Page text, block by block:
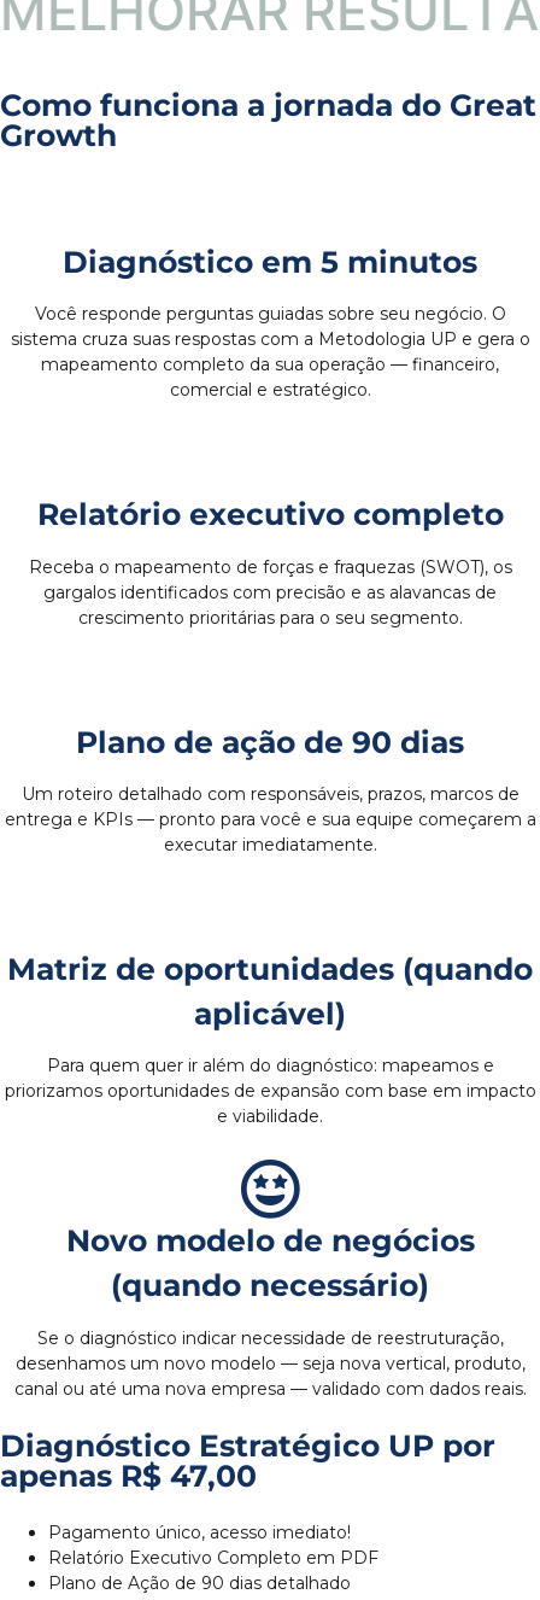
E L
Como funciona a jornada do Great
Growth
Diagnóstico em 5 minutos
Você responde perguntas guiadas sobre seu negócio. O
sistema cruza suas respostas com a Metodologia UP e gera o
mapeamento completo da sua operação — financeiro,
comercial e estratégico.
Relatório executivo completo
Receba o mapeamento de forças e fraquezas (SWOT), os
gargalos identificados com precisão e as alavancas de
crescimento prioritárias para o seu segmento.
Plano de ação de 90 dias
Um roteiro detalhado com responsáveis, prazos, marcos de
entrega e KPIs — pronto para você e sua equipe começarem a
executar imediatamente.
Matriz de oportunidades (quando
aplicável)
Para quem quer ir além do diagnóstico: mapeamos e
priorizamos oportunidades de expansão com base em impacto
e viabilidade.
Novo modelo de negócios
(quando necessário)
Se o diagnóstico indicar necessidade de reestruturação,
desenhamos um novo modelo — seja nova vertical, produto,
canal ou até uma nova empresa — validado com dados reais.
Diagnóstico Estratégico UP por
apenas R$ 47,00
Pagamento único, acesso imediato!
Relatório Executivo Completo em PDF
Plano de Ação de 90 dias detalhado